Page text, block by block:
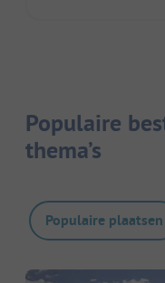
Populaire
thema’s
Populaire plaatsen